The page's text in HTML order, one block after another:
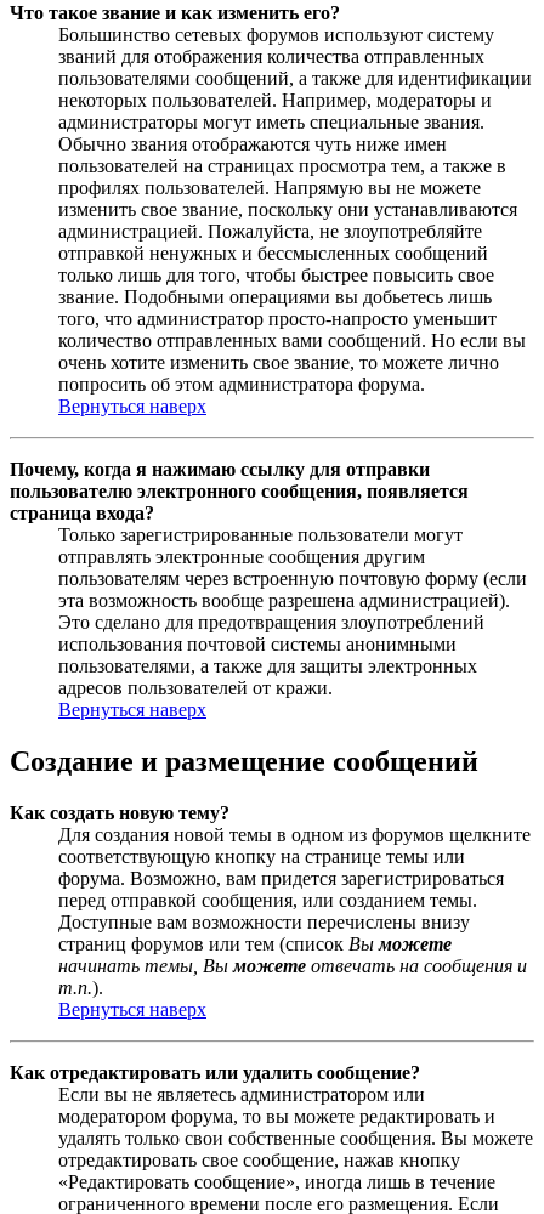
Что такое звание и как изменить его?
Большинство сетевых форумов используют систему
званий для отображения количества отправленных
пользователями сообщений, а также для идентификации
некоторых пользователей. Например, модераторы и
администраторы могут иметь специальные звания.
Обычно звания отображаются чуть ниже имен
пользователей на страницах просмотра тем, а также в
профилях пользователей. Напрямую вы не можете
изменить свое звание, поскольку они устанавливаются
администрацией. Пожалуйста, не злоупотребляйте
отправкой ненужных и бессмысленных сообщений
только лишь для того, чтобы быстрее повысить свое
звание. Подобными операциями вы добьетесь лишь
того, что администратор просто-напросто уменьшит
количество отправленных вами сообщений. Но если вы
очень хотите изменить свое звание, то можете лично
попросить об этом администратора форума.
Вернуться наверх
Почему, когда я нажимаю ссылку для отправки
пользователю электронного сообщения, появляется
страница входа?
Только зарегистрированные пользователи могут
отправлять электронные сообщения другим
пользователям через встроенную почтовую форму (если
эта возможность вообще разрешена администрацией).
Это сделано для предотвращения злоупотреблений
использования почтовой системы анонимными
пользователями, а также для защиты электронных
адресов пользователей от кражи.
Вернуться наверх
Создание и размещение сообщений
Как создать новую тему?
Для создания новой темы в одном из форумов щелкните
соответствующую кнопку на странице темы или
форума. Возможно, вам придется зарегистрироваться
перед отправкой сообщения, или созданием темы.
Доступные вам возможности перечислены внизу
страниц форумов или тем (список Выможете
начинать темы, Выможете отвечать на сообщения и
т.п.).
Вернуться наверх
Как отредактировать или удалить сообщение?
Если вы не являетесь администратором или
модератором форума, то вы можете редактировать и
удалять только свои собственные сообщения. Вы можете
отредактировать свое сообщение, нажав кнопку
«Редактировать сообщение», иногда лишь в течение
ограниченного времени после его размещения. Если